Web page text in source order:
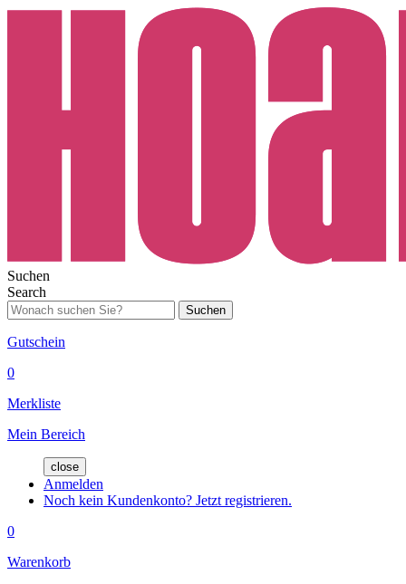
Suchen
Search
Suchen
Gutschein
0
Merkliste
Mein Bereich
close
Anmelden
Noch kein Kundenkonto? Jetzt registrieren.
0
Warenkorb